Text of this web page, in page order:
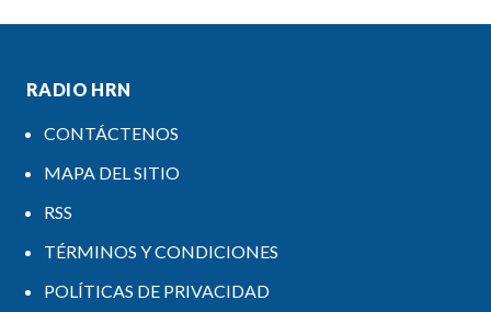
RADIO HRN
CONTÁCTENOS
MAPA DEL SITIO
RSS
TÉRMINOS Y CONDICIONES
POLÍTICAS DE PRIVACIDAD